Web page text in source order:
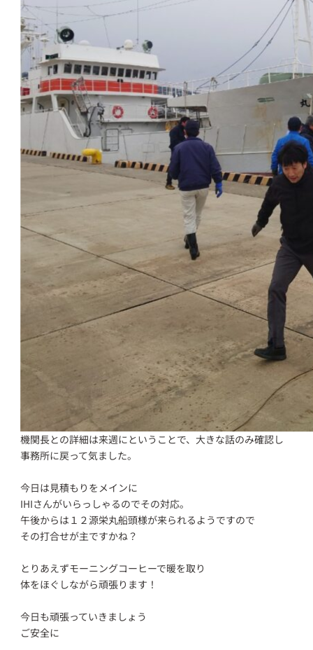
機関長との詳細は来週にということで、大きな話のみ確認し
事務所に戻って気ました。
今日は見積もりをメインに
IHIさんがいらっしゃるのでその対応。
午後からは１２源栄丸船頭様が来られるようですので
その打合せが主ですかね？
とりあえずモーニングコーヒーで暖を取り
体をほぐしながら頑張ります！
今日も頑張っていきましょう
ご安全に